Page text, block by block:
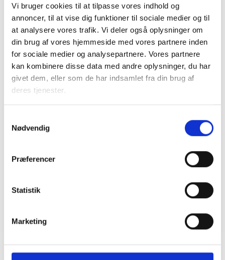
Vi bruger cookies til at tilpasse vores indhold og
annoncer, til at vise dig funktioner til sociale medier og til
at analysere vores trafik. Vi deler også oplysninger om
din brug af vores hjemmeside med vores partnere inden
for sociale medier og analysepartnere. Vores partnere
kan kombinere disse data med andre oplysninger, du har
givet dem, eller som de har indsamlet fra din brug af
deres tjenester.
Nødvendig
Præferencer
Statistik
Marketing
BL INFORMERER
Nye krav om fjernaflæste målere – alle
ejendomme skal være klar senest 1. januar
2027
08. juni 2026
BL INFORMERER
08. juni 2026
kommunale lejemål i almene ældre- og